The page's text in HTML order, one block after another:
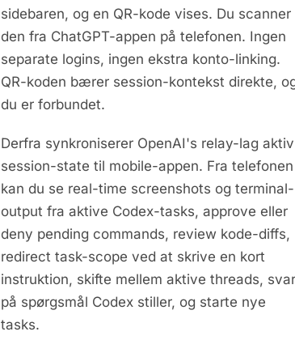
sidebaren, og en QR-kode vises. Du scanner
den fra ChatGPT-appen på telefonen. Ingen
separate logins, ingen ekstra konto-linking.
QR-koden bærer session-kontekst direkte,
du er forbundet.
Derfra synkroniserer OpenAI's relay-lag aktiv
session-state til mobile-appen. Fra telefonen
kan du se real-time screenshots og terminal-
output fra aktive Codex-tasks, approve eller
deny pending commands, review kode-diffs,
redirect task-scope ved at skrive en kort
instruktion, skifte mellem aktive threads,
på spørgsmål Codex stiller, og starte nye
tasks.